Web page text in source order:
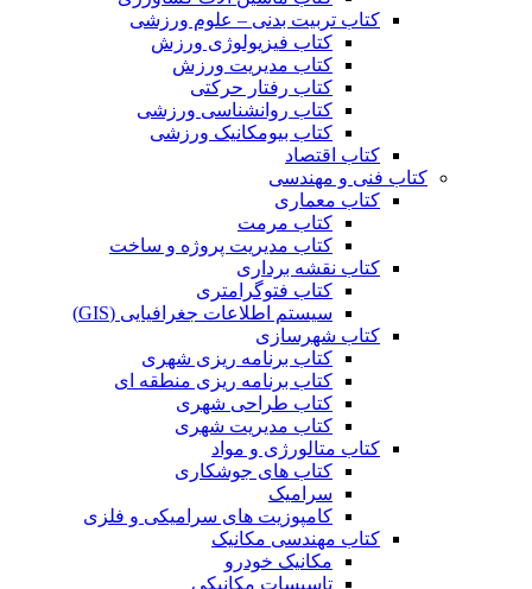
کتاب تربیت بدنی – علوم ورزشی
کتاب فیزیولوژی ورزش
کتاب مدیریت ورزش
کتاب رفتار حرکتی
کتاب روانشناسی ورزشی
کتاب بیومکانیک ورزشی
کتاب اقتصاد
کتاب فنی و مهندسی
کتاب معماری
کتاب مرمت
کتاب مدیریت پروژه و ساخت
کتاب نقشه برداری
کتاب فتوگرامتری
سیستم اطلاعات جغرافیایی (GIS)
کتاب شهرسازی
کتاب برنامه ریزی شهری
کتاب برنامه ریزی منطقه ای
کتاب طراحی شهری
کتاب مدیریت شهری
کتاب متالورژی و مواد
کتاب های جوشکاری
سرامیک
کامپوزیت های سرامیکی و فلزی
کتاب مهندسی مکانیک
مکانیک خودرو
تاسیسات مکانیکی